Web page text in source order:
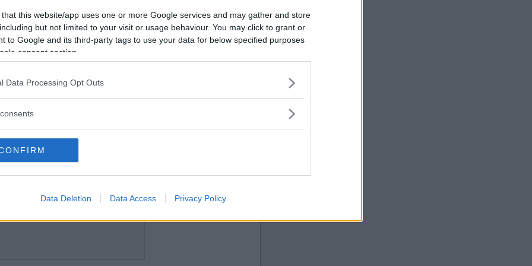
that this website/app uses one or more Google services and may gather and store
but not limited to your visit or usage behaviour. You may click to grant or
to Google and its third-party tags to use your data for below specified purposes
consent section.
Data Processing Opt Outs
Data Deletion Data Access Privacy Policy
som fyller 16 år idag! <3
2017-09-16 20:23
Anders.
Vill du bli
medlem?